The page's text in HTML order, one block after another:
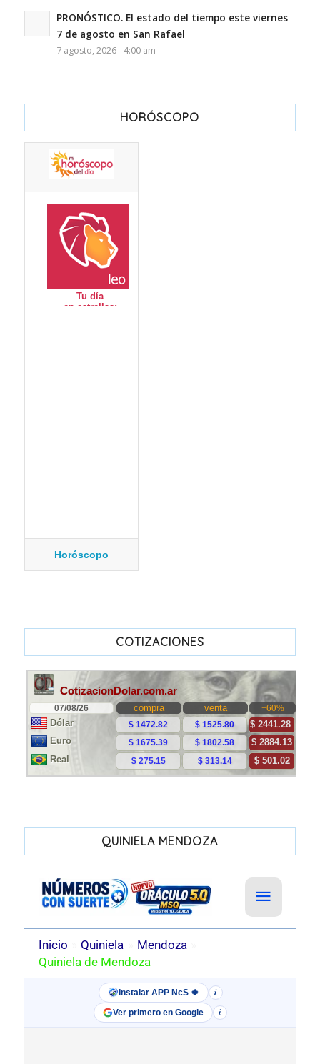
PRONÓSTICO. El estado del tiempo este viernes
7 de agosto en San Rafael
7 agosto, 2026 - 4:00 am
HORÓSCOPO
Horóscopo
COTIZACIONES
QUINIELA MENDOZA